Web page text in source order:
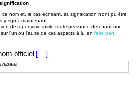
ce nom et, le cas échéant, sa signification n’ont pu être
jusqu’à maintenant.
de toponymie invite toute personne détenant une
l'un ou l'autre de ces aspects à lui en faire part
officiel [ – ]